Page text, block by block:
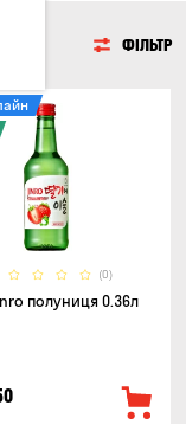
ФІЛЬТР
(0)
полуниця 0.36л